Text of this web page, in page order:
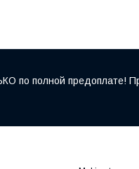
по полной предоплате!